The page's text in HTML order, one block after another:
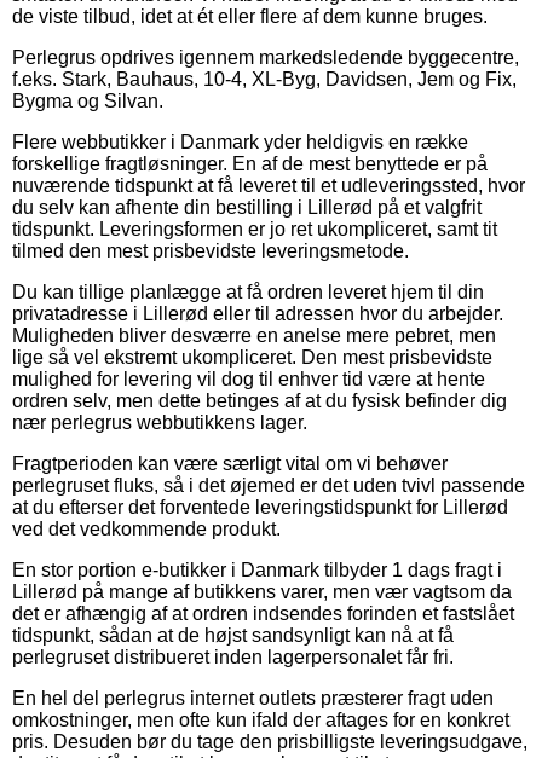
de viste tilbud, idet at ét eller flere af dem kunne bruges.
Perlegrus opdrives igennem markedsledende byggecentre,
f.eks. Stark, Bauhaus, 10-4, XL-Byg, Davidsen, Jem og Fix,
Bygma og Silvan.
Flere webbutikker i Danmark yder heldigvis en række
forskellige fragtløsninger. En af de mest benyttede er på
nuværende tidspunkt at få leveret til et udleveringssted, hvor
du selv kan afhente din bestilling i Lillerød på et valgfrit
tidspunkt. Leveringsformen er jo ret ukompliceret, samt tit
tilmed den mest prisbevidste leveringsmetode.
Du kan tillige planlægge at få ordren leveret hjem til din
privatadresse i Lillerød eller til adressen hvor du arbejder.
Muligheden bliver desværre en anelse mere pebret, men
lige så vel ekstremt ukompliceret. Den mest prisbevidste
mulighed for levering vil dog til enhver tid være at hente
ordren selv, men dette betinges af at du fysisk befinder dig
nær perlegrus webbutikkens lager.
Fragtperioden kan være særligt vital om vi behøver
perlegruset fluks, så i det øjemed er det uden tvivl passende
at du efterser det forventede leveringstidspunkt for Lillerød
ved det vedkommende produkt.
En stor portion e-butikker i Danmark tilbyder 1 dags fragt i
Lillerød på mange af butikkens varer, men vær vagtsom da
det er afhængig af at ordren indsendes forinden et fastslået
tidspunkt, sådan at de højst sandsynligt kan nå at få
perlegruset distribueret inden lagerpersonalet får fri.
En hel del perlegrus internet outlets præsterer fragt uden
omkostninger, men ofte kun ifald der aftages for en konkret
pris. Desuden bør du tage den prisbilligste leveringsudgave,